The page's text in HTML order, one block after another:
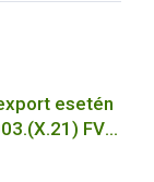
esetén
FVM